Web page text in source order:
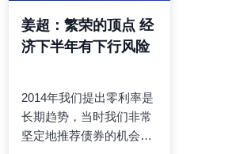
姜超：繁荣的顶点 经
济下半年有下行风险
2014年我们提出零利率是
长期趋势，当时我们非常
坚定地推荐债券的机会。